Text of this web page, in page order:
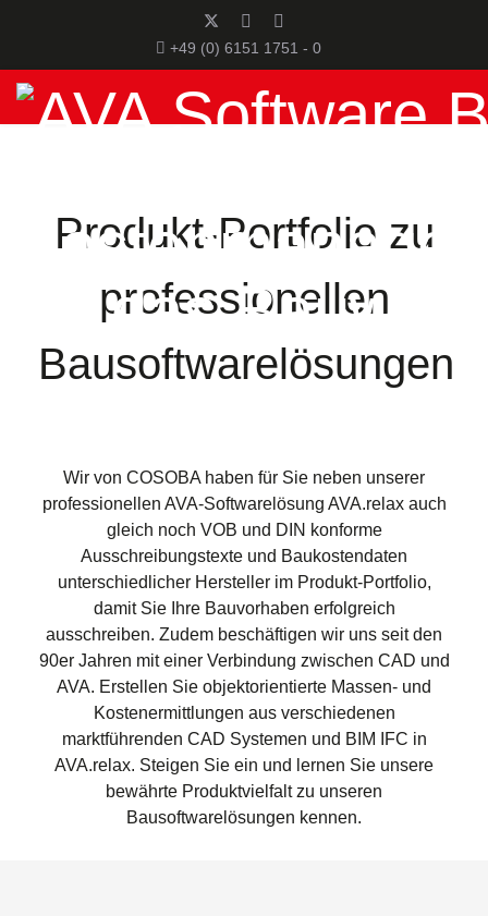
+49 (0) 6151 1751 - 0
Produkt-Portfolio zu
professionellen
Bausoftwarelösungen
Wir von COSOBA haben für Sie neben unserer
professionellen AVA-Softwarelösung AVA.relax auch
gleich noch VOB und DIN konforme
Ausschreibungstexte und Baukostendaten
unterschiedlicher Hersteller im Produkt-Portfolio,
damit Sie Ihre Bauvorhaben erfolgreich
ausschreiben. Zudem beschäftigen wir uns seit den
90er Jahren mit einer Verbindung zwischen CAD und
AVA. Erstellen Sie objektorientierte Massen- und
Kostenermittlungen aus verschiedenen
marktführenden CAD Systemen und BIM IFC in
AVA.relax. Steigen Sie ein und lernen Sie unsere
bewährte Produktvielfalt zu unseren
Bausoftwarelösungen kennen.